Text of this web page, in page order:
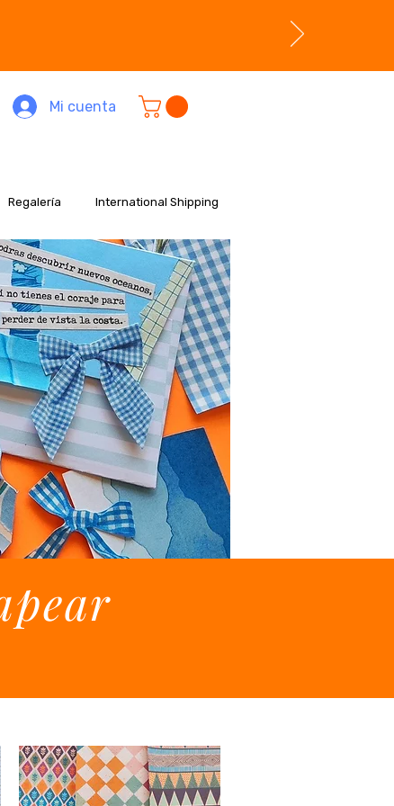
Mi cuenta
Regalería International Shipping